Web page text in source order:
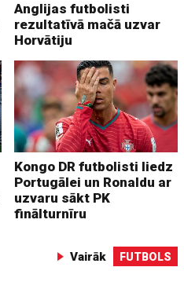
Anglijas futbolisti
rezultatīvā mačā uzvar
Horvātiju
Kongo DR futbolisti liedz
Portugālei un Ronaldu ar
uzvaru sākt PK
finālturnīru
Vairāk FUTBOLS